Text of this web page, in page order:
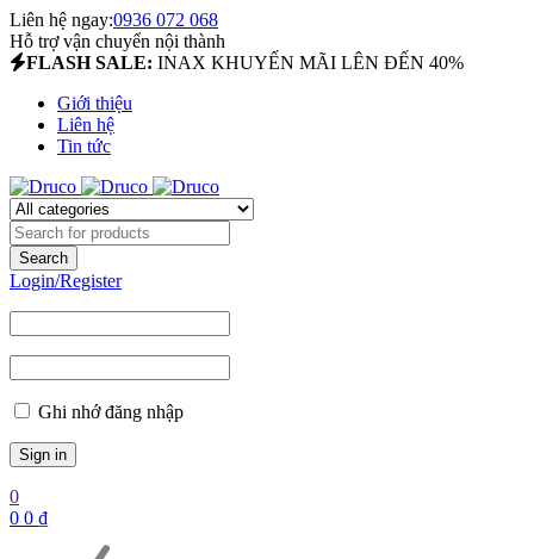
Liên hệ ngay:0936 072 068
Hỗ trợ vận chuyển nội thành
FLASH SALE: INAX KHUYẾN MÃI LÊN ĐẾN 40%
Giới thiệu
Liên hệ
Tin tức
Login/Register
Ghi nhớ đăng nhập
0
0 0 ₫